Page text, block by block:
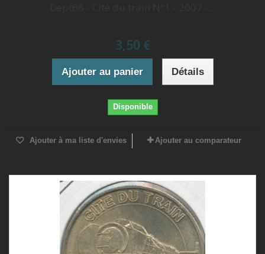
3,50 €
Ajouter au panier Détails
Disponible
Ajouter à ma liste d'envies Ajouter au comparateur